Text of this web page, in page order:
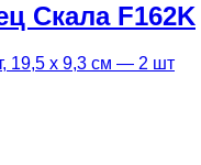
Скала F162K
19,5 х 9,3 см — 2 шт